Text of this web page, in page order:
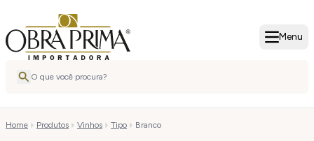
Menu
Home Produtos Vinhos Tipo Branco